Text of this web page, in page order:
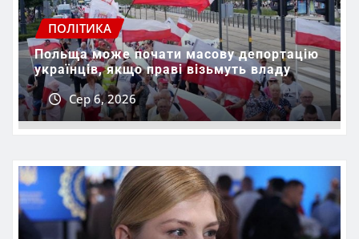
ПОЛІТИКА
Польща може почати масову депортацію
українців, якщо праві візьмуть владу
Сер 6, 2026